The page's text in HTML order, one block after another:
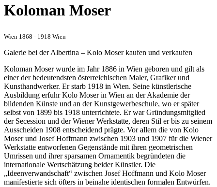
Koloman Moser
Wien 1868 - 1918 Wien
Galerie bei der Albertina – Kolo Moser kaufen und verkaufen
Koloman Moser wurde im Jahr 1886 in Wien geboren und gilt als
einer der bedeutendsten österreichischen Maler, Grafiker und
Kunsthandwerker. Er starb 1918 in Wien. Seine künstlerische
Ausbildung erfuhr Kolo Moser in Wien an der Akademie der
bildenden Künste und an der Kunstgewerbeschule, wo er später
selbst von 1899 bis 1918 unterrichtete. Er war Gründungsmitglied
der Secession und der Wiener Werkstatte, deren Stil er bis zu seinem
Ausscheiden 1908 entscheidend prägte. Vor allem die von Kolo
Moser und Josef Hoffmann zwischen 1903 und 1907 für die Wiener
Werkstatte entworfenen Gegenstände mit ihren geometrischen
Umrissen und ihrer sparsamen Ornamentik begründeten die
internationale Wertschätzung beider Künstler. Die
„Ideenverwandschaft“ zwischen Josef Hoffmann und Kolo Moser
manifestierte sich öfters in beinahe identischen formalen Entwürfen.